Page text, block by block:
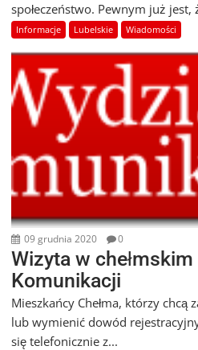
społeczeństwo. Pewnym już jest,
Informacje Lubelskie Wiadomości
09 grudnia 2020 0
Wizyta w
Komunikacji
Mieszkańcy Chełma, którzy chcą
lub wymienić dowód
się telefonicznie z...